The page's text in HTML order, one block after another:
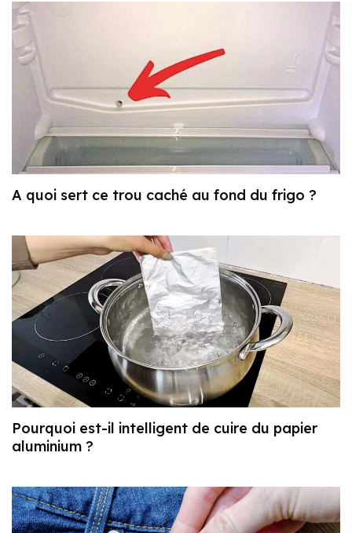
A quoi sert ce trou caché au fond du frigo ?
Pourquoi est-il intelligent de cuire du papier
aluminium ?